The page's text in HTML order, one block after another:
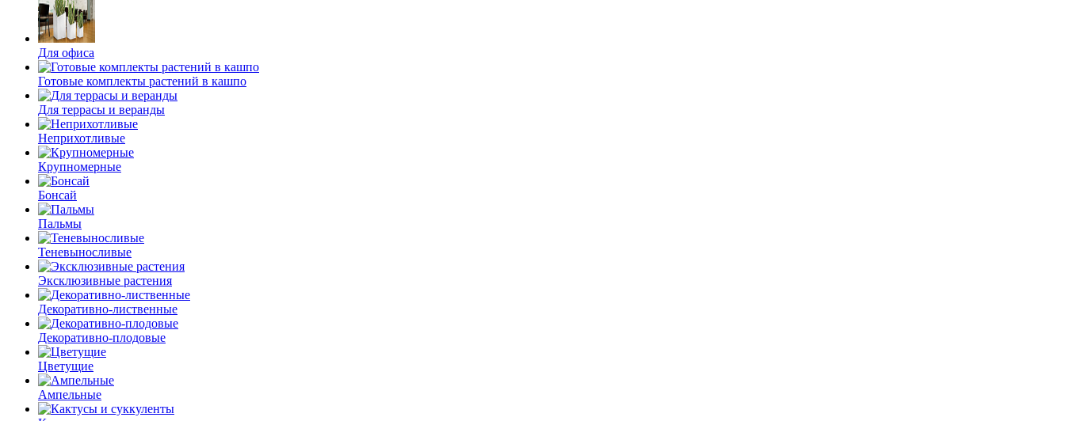
Для офиса
Готовые комплекты растений в кашпо
Для террасы и веранды
Неприхотливые
Крупномерные
Бонсай
Пальмы
Теневыносливые
Эксклюзивные растения
Декоративно-лиственные
Декоративно-плодовые
Цветущие
Ампельные